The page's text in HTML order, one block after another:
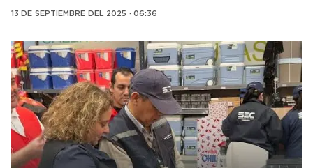
13 DE SEPTIEMBRE DEL 2025 · 06:36